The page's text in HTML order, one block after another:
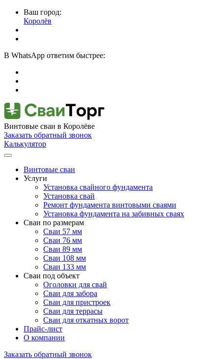
Ваш город:
Королёв
В WhatsApp ответим быстрее:
Винтовые сваи в Королёве
Заказать обратный звонок
Калькулятор
Винтовые сваи
Услуги
Установка свайного фундамента
Установка свай
Ремонт фундамента винтовыми сваями
Установка фундамента на забивных сваях
Сваи по размерам
Сваи 57 мм
Сваи 76 мм
Сваи 89 мм
Сваи 108 мм
Сваи 133 мм
Сваи под объект
Оголовки для свай
Сваи для забора
Сваи для пристроек
Сваи для террасы
Сваи для откатных ворот
Прайс-лист
О компании
Заказать обратный звонок